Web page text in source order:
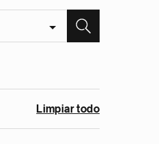
Limpiar todo